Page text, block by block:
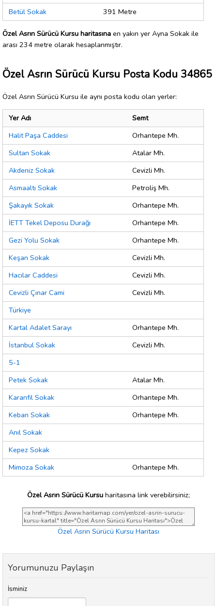
Betül Sokak 391 Metre
Özel Asrın Sürücü Kursu haritasına en yakın yer Ayna Sokak ile
arası 234 metre olarak hesaplanmıştır.
Özel Asrın Sürücü Kursu Posta Kodu 34865
Özel Asrın Sürücü Kursu ile aynı posta kodu olan yerler:
Yer Adı
Semt
Halit Paşa Caddesi
Orhantepe Mh.
Sultan Sokak
Atalar Mh.
Akdeniz Sokak
Cevizli Mh.
Asmaaltı Sokak
Petroliş Mh.
Şakayık Sokak
Orhantepe Mh.
İETT Tekel Deposu Durağı
Orhantepe Mh.
Gezi Yolu Sokak
Orhantepe Mh.
Keşan Sokak
Cevizli Mh.
Hacılar Caddesi
Cevizli Mh.
Cevizli Çınar Cami
Cevizli Mh.
Türkiye
Kartal Adalet Sarayı
Orhantepe Mh.
İstanbul Sokak
Cevizli Mh.
5-1
Petek Sokak
Atalar Mh.
Karanfil Sokak
Orhantepe Mh.
Keban Sokak
Orhantepe Mh.
Anıl Sokak
Kepez Sokak
Mimoza Sokak
Orhantepe Mh.
Özel Asrın Sürücü Kursu haritasına link verebilirsiniz;
Özel Asrın Sürücü Kursu Haritası
Yorumunuzu Paylaşın
İsminiz